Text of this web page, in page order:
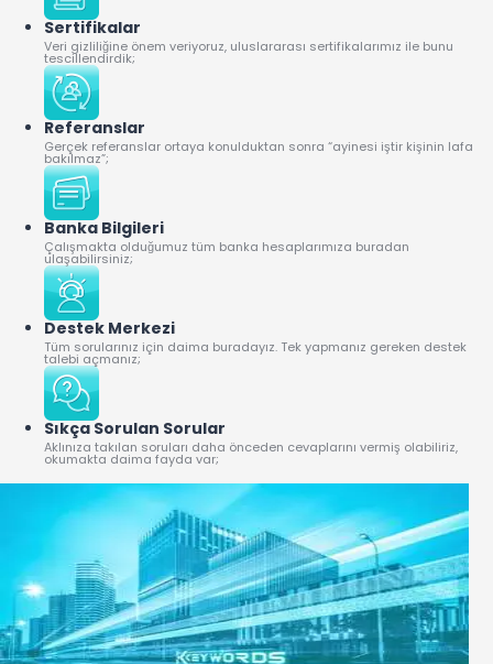
Sertifikalar
Veri gizliliğine önem veriyoruz, uluslararası sertifikalarımız ile bunu
tescillendirdik;
Referanslar
Gerçek referanslar ortaya konulduktan sonra “ayinesi iştir kişinin lafa
bakılmaz”;
Banka Bilgileri
Çalışmakta olduğumuz tüm banka hesaplarımıza buradan
ulaşabilirsiniz;
Destek Merkezi
Tüm sorularınız için daima buradayız. Tek yapmanız gereken destek
talebi açmanız;
Sıkça Sorulan Sorular
Aklınıza takılan soruları daha önceden cevaplarını vermiş olabiliriz,
okumakta daima fayda var;